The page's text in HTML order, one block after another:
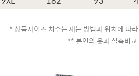
* 상품사이즈 치수는 재는 방법과 위치에 따
** 본인의 옷과 실측비